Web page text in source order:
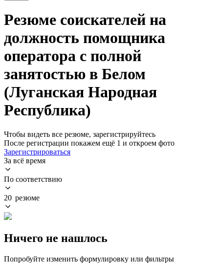
Резюме соискателей на
должность помощника
оператора с полной
занятостью в Белом
(Луганская Народная
Республика)
Чтобы видеть все резюме, зарегистрируйтесь
После регистрации покажем ещё 1 и откроем фото
Зарегистрироваться
За всё время
По соответствию
20 резюме
Ничего не нашлось
Попробуйте изменить формулировку или фильтры